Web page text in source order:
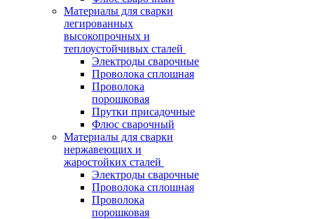
Материалы для сварки
легированных
высокопрочных и
теплоустойчивых сталей
Электроды сварочные
Проволока сплошная
Проволока
порошковая
Прутки присадочные
Флюс сварочный
Материалы для сварки
нержавеющих и
жаростойких сталей
Электроды сварочные
Проволока сплошная
Проволока
порошковая